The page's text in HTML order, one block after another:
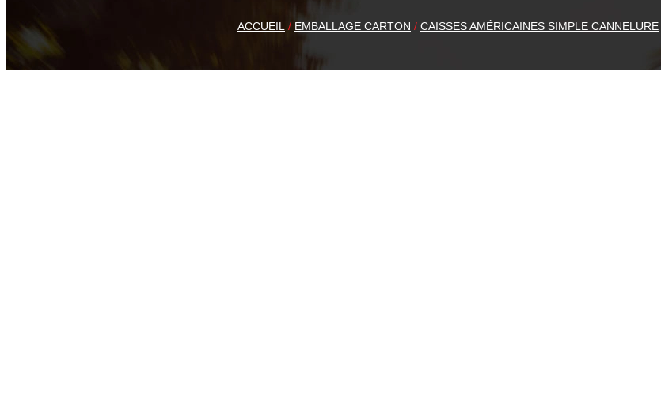
ACCUEIL / EMBALLAGE CARTON / CAISSES AMÉRICAINES SIMPLE CANNELURE